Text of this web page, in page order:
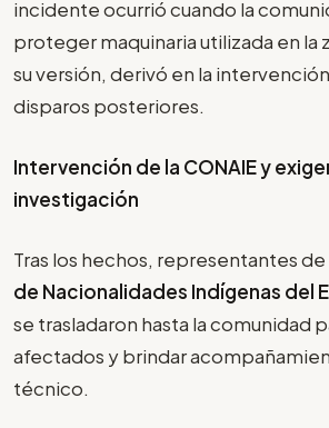
incidente ocurrió cuando la
proteger maquinaria utilizada en la
su versión, derivó en la
disparos posteriores.
Intervención de la CONAIE y
investigación
Tras los hechos, representantes de
de Nacionalidades Indígenas del
se trasladaron hasta la comunidad
afectados y brindar
técnico.